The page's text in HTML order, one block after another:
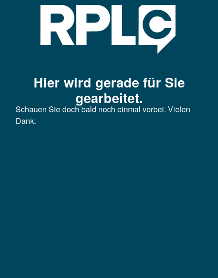
Hier wird gerade für Sie
gearbeitet.
Schauen Sie doch bald noch einmal vorbei. Vielen
Dank.